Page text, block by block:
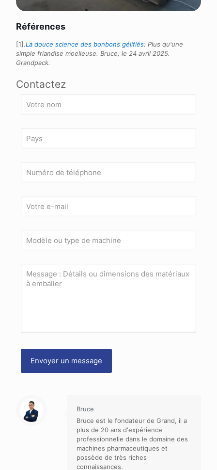
Références
[1].La douce science des bonbons gélifiés: Plus qu'une
simple friandise moelleuse. Bruce, le 24 avril 2025.
Grandpack.
Contactez
Bruce
Bruce est le fondateur de Grand, il a
plus de 20 ans d'expérience
professionnelle dans le domaine des
machines pharmaceutiques et
possède de très riches
connaissances.